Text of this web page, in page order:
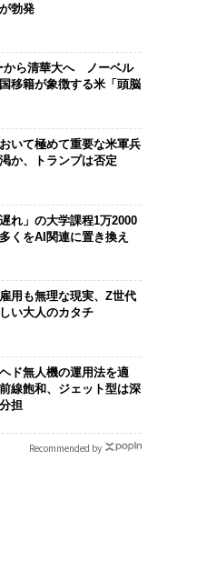
勃発
から清華大へ ノーベル
移籍が象徴する米「頭脳
いて極めて重要な米軍兵
か、トランプは否定
れ」の大学課程1万2000
くをAI関連に置き換え
用も無理な現実、Z世代
い大人のカタチ
ド無人機の運用法を適
線飽和、ジェット型は深
担
Recommended by